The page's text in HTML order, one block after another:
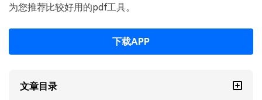
万兴PDF SDK
申请试用
PDF签名
PDF表格
更新日志
下载中心
产品资讯
为您推荐比较好用的pdf工具。
下载APP
文章目录